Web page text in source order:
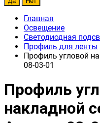
Главная
Освещение
Светодиодная
Профиль для ленты
Профиль угловой
08-03-01
Профиль
накладной